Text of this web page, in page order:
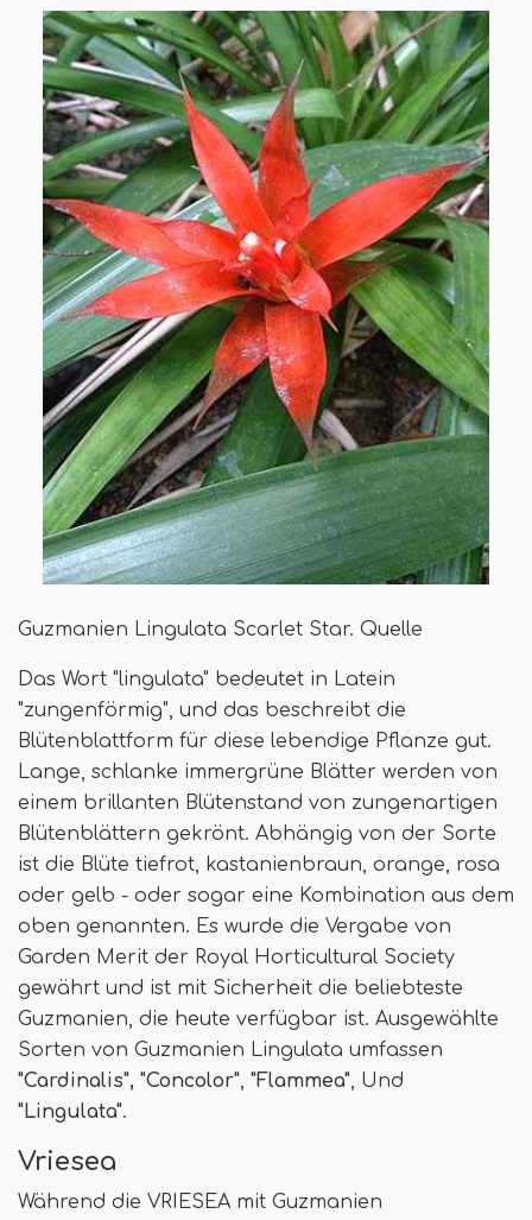
Guzmanien Lingulata Scarlet Star. Quelle
Das Wort "lingulata" bedeutet in Latein
"zungenförmig", und das beschreibt die
Blütenblattform für diese lebendige Pflanze gut.
Lange, schlanke immergrüne Blätter werden von
einem brillanten Blütenstand von zungenartigen
Blütenblättern gekrönt. Abhängig von der Sorte
ist die Blüte tiefrot, kastanienbraun, orange, rosa
oder gelb - oder sogar eine Kombination aus dem
oben genannten. Es wurde die Vergabe von
Garden Merit der Royal Horticultural Society
gewährt und ist mit Sicherheit die beliebteste
Guzmanien, die heute verfügbar ist. Ausgewählte
Sorten von Guzmanien Lingulata umfassen
"Cardinalis", "Concolor", "Flammea", Und
"Lingulata".
Vriesea
Während die VRIESEA mit Guzmanien